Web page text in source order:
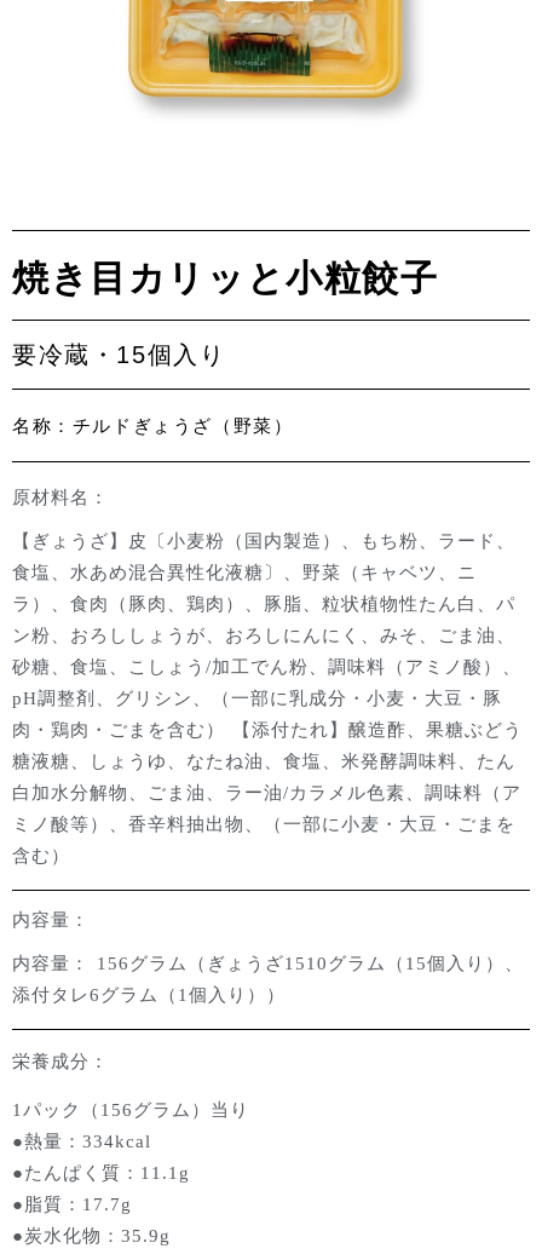
焼き目カリッと小粒餃子
要冷蔵・15個入り
名称：チルドぎょうざ（野菜）
原材料名：
【ぎょうざ】皮〔小麦粉（国内製造）、もち粉、ラード、
食塩、水あめ混合異性化液糖〕、野菜（キャベツ、ニ
ラ）、食肉（豚肉、鶏肉）、豚脂、粒状植物性たん白、パ
ン粉、おろししょうが、おろしにんにく、みそ、ごま油、
砂糖、食塩、こしょう/加工でん粉、調味料（アミノ酸）、
pH調整剤、グリシン、（一部に乳成分・小麦・大豆・豚
肉・鶏肉・ごまを含む）
【添付たれ】醸造酢、果糖ぶどう
糖液糖、しょうゆ、なたね油、食塩、米発酵調味料、たん
白加水分解物、ごま油、ラー油/カラメル色素、調味料（ア
ミノ酸等）、香辛料抽出物、（一部に小麦・大豆・ごまを
含む）
内容量：
内容量：
156グラム（ぎょうざ1510グラム（15個入り）、
添付タレ6グラム（1個入り））
栄養成分：
1パック（156グラム）当り
●熱量：334kcal
●たんぱく質：11.1g
●脂質：17.7g
●炭水化物：35.9g